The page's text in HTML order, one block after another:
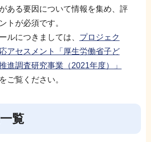
ある要因について情報を集め、評
トが必須です。
ルにつきましては、 プロジェク
アセスメント「厚生労働省子ど
進調査研究事業（2021年度）」
をご覧ください。
覧